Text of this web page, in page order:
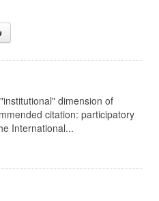
dimension of
citation: participatory
International...